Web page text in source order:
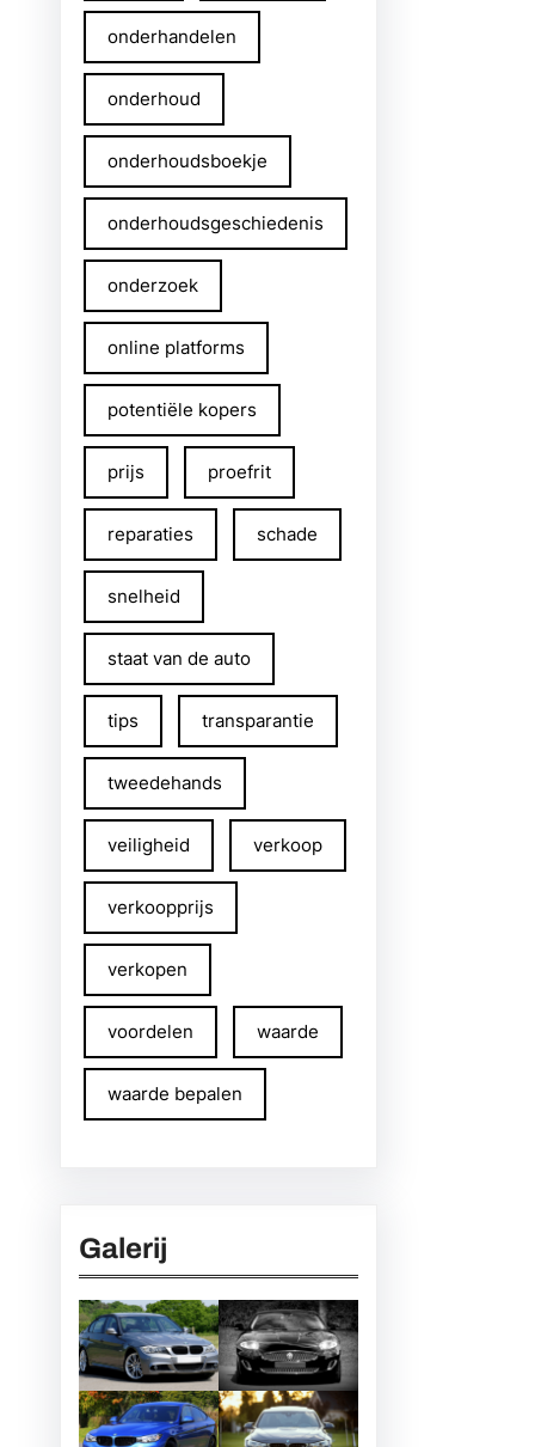
onderhandelen
onderhoud
onderhoudsboekje
onderhoudsgeschiedenis
onderzoek
online platforms
potentiële kopers
prijs proefrit
reparaties schade
snelheid
staat van de auto
tips transparantie
tweedehands
veiligheid verkoop
verkoopprijs
verkopen
voordelen waarde
waarde bepalen
Galerij